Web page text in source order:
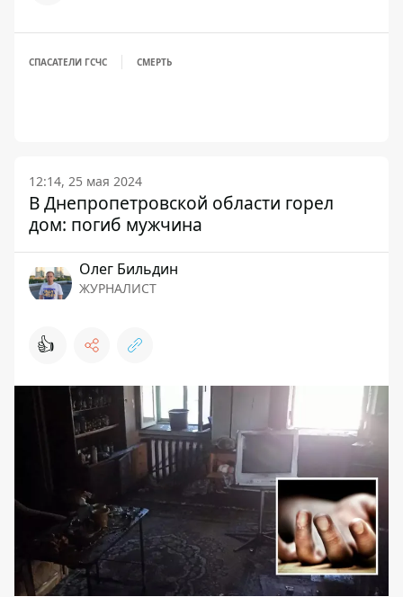
СПАСАТЕЛИ ГСЧС СМЕРТЬ
12:14, 25 мая 2024
В Днепропетровской области горел
дом: погиб мужчина
Олег Бильдин
ЖУРНАЛИСТ
👍